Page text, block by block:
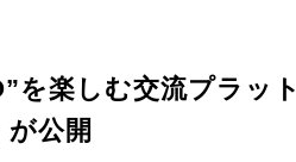
を楽しむ交流プラット
公開